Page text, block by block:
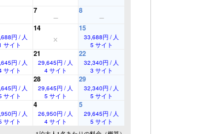
7
8
円 / 人
サイト
14 15
33,688円 / 人
5 サイト
円 / 人
サイト
21
29,645円 / 人
4 サイト
22
32,340円 / 人
3 サイト
円 / 人
サイト
28
29,645円 / 人
5 サイト
29
32,340円 / 人
5 サイト
円 / 人
サイト
4
26,950円 / 人
4 サイト
5
29,645円 / 人
5 サイト